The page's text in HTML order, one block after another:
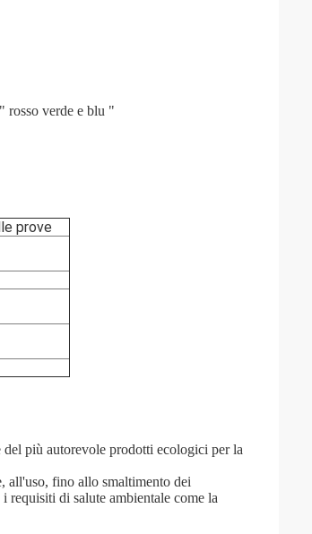
rosso verde e blu "
prove
più autorevole prodotti ecologici per la
all'uso, fino allo smaltimento dei
requisiti di salute ambientale come la